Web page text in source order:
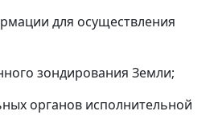
для осуществления
зондирования Земли;
органов исполнительной